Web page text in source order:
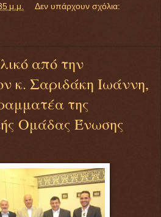
μ.μ. Δεν υπάρχουν σχόλια:
από την
κ. Σαριδάκη Ιωάννη,
της
Ομάδας Ένωσης